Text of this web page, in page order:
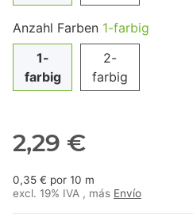
Anzahl Farben 1-farbig
1-
farbig
2-
farbig
2,29 €
0,35 € por 10 m
excl. 19% IVA , más Envío